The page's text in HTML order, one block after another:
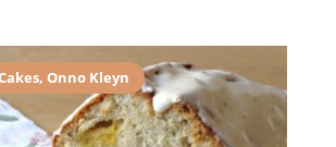
, Onno Kleyn